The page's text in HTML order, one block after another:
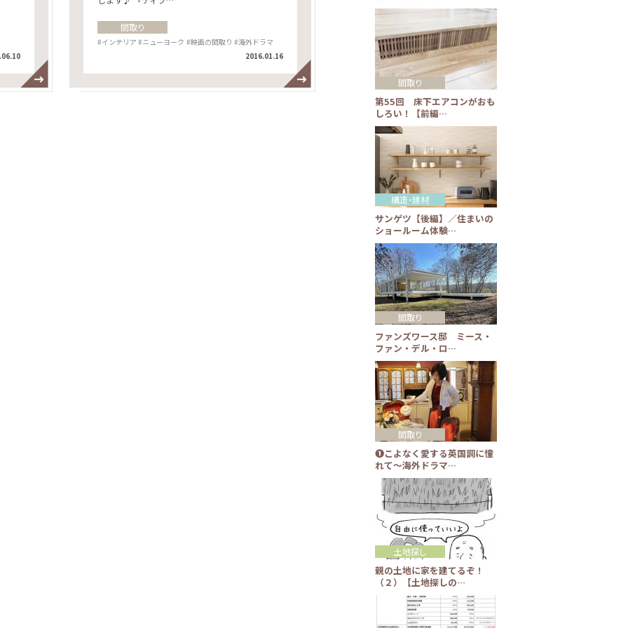
間取り
#インテリア #ニューヨーク #映画の間取り #海外ドラマ
2016.01.16
第55回 床下エアコンがおも
しろい！【前編…
間取り
サンゲツ【後編】／住まいの
ショールーム体験…
構造・建材
ファンズワース邸 ミース・
ファン・デル・ロ…
間取り
❶こよなく愛する英国調に憧
れて～海外ドラマ…
間取り
親の土地に家を建てるぞ！
（２）【土地探しの…
土地探し